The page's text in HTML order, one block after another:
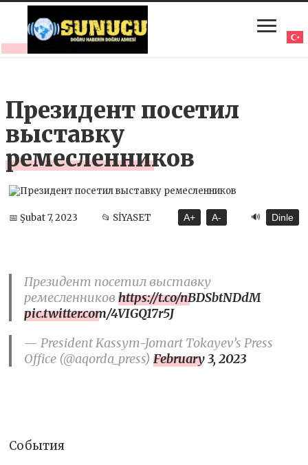
Президент посетил
выставку
ремесленников
📅 Şubat 7, 2023 📂 SİYASET A+ A- 🔊 Dinle
Президент посетил выставку
ремесленниковhttps://t.co/nBDSbtNDdM
pic.twitter.com/4VIGQ17r5J
— President Kassym-Jomart Tokayev’s Press
Office (@aqorda_press)February 3, 2023
События